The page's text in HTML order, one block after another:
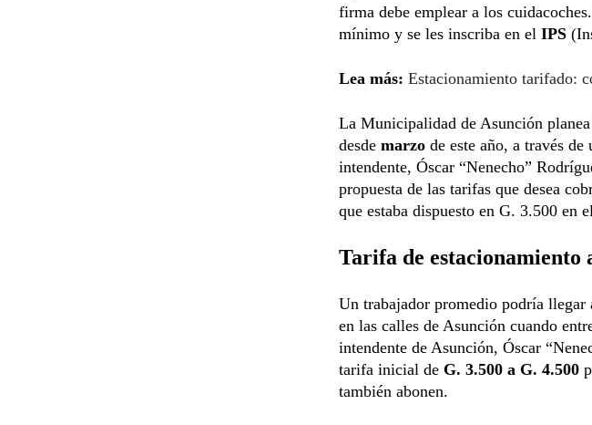
firma debe emplear a los
mínimo y se les inscriba en el IPS
Lea más: Estacionamiento tarifado:
La Municipalidad de Asunción
desde marzo de este año, a través
intendente, Óscar “Nenecho”
propuesta de las tarifas que desea
que estaba dispuesto en G. 3.500 en
Tarifa de estacionamiento
Un trabajador promedio podría llegar
en las calles de Asunción cuando
intendente de Asunción, Óscar
tarifa inicial de G. 3.500 a G. 4.500
también abonen.